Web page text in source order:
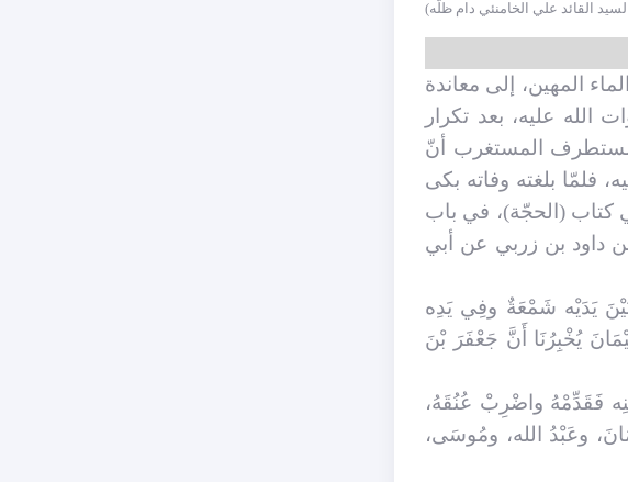
القائد علي الخامنئي دام ظلّه)
الماء المهين، إلى معاندة
عليه، بعد تكرار
المستغرب أنّ
فلمّا بلغته وفاته بكى
كتاب (الحجّة)، في باب
داود بن زربي عن أبي
يَدَيْه شَمْعَةٌ وفِي يَدِه
يُخْبِرُنَا أَنَّ جَعْفَرَ بْنَ
فَقَدِّمْهُ واضْرِبْ عُنُقَهُ،
وعَبْدُ الله، ومُوسَى،